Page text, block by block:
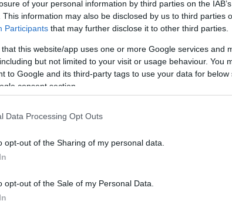
of your personal information by third parties on the
This information may also be disclosed by us to third parties
Participants that may further disclose it to other third parties.
that this website/app uses one or more Google services and
but not limited to your visit or usage behaviour. You
to Google and its third-party tags to use your data for below
consent section.
Data Processing Opt Outs
opt-out of the Sharing of my personal data.
opt-out of the Sale of my Personal Data.